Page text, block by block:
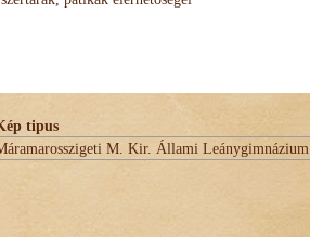
tipus
M. Kir. Állami Leánygimnázium